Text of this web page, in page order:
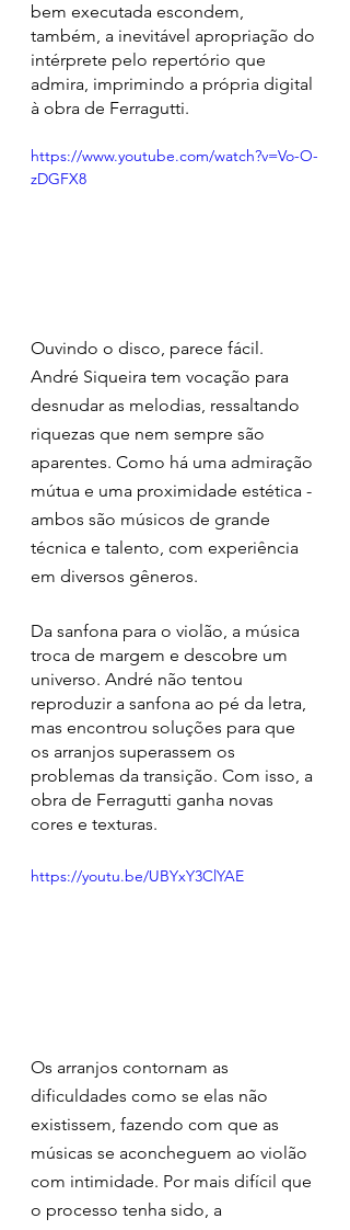
bem executada escondem,
também, a inevitável apropriação do
intérprete pelo repertório que
admira, imprimindo a própria digital
à obra de Ferragutti.
https://www.youtube.com/watch?v=Vo-O-
zDGFX8
Ouvindo o disco, parece fácil.
André Siqueira tem vocação para
desnudar as melodias, ressaltando
riquezas que nem sempre são
aparentes. Como há uma admiração
mútua e uma proximidade estética -
ambos são músicos de grande
técnica e talento, com experiência
em diversos gêneros.
Da sanfona para o violão, a música
troca de margem e descobre um
universo. André não tentou
reproduzir a sanfona ao pé da letra,
mas encontrou soluções para que
os arranjos superassem os
problemas da transição. Com isso, a
obra de Ferragutti ganha novas
cores e texturas.
https://youtu.be/UBYxY3ClYAE
Os arranjos contornam as
dificuldades como se elas não
existissem, fazendo com que as
músicas se aconcheguem ao violão
com intimidade. Por mais difícil que
o processo tenha sido, a